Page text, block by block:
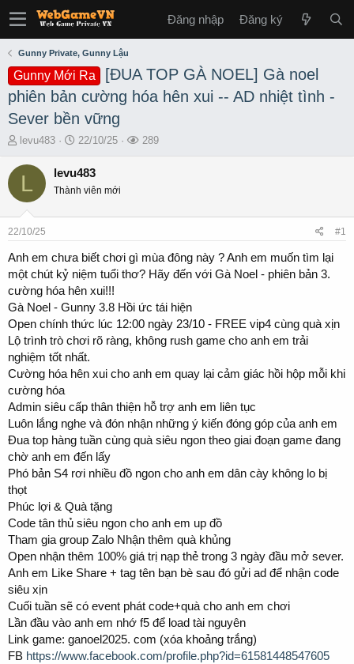
Đăng nhập Đăng ký
Gunny Private, Gunny Lậu
Gunny Mới Ra
[ĐUA TOP GÀ NOEL] Gà noel
phiên bản cường hóa hên xui -- AD nhiệt tình -
Sever bền vững
T
r
s
a
r
t
e
r
levu483
S
a
t
e
22/10/25
L
289
L levu483
Thành viên mới
22/10/25 #1
Anh em chưa biết chơi gì mùa đông này ? Anh em muốn tìm lại
một chút kỷ niệm tuổi thơ? Hãy đến với Gà Noel - phiên bản 3.
cường hóa hên xui!!!
Gà Noel - Gunny 3.8 Hồi ức tái hiện
Open chính thức lúc 12:00 ngày 23/10 - FREE vip4 cùng quà xịn
Lộ trình trò chơi rõ ràng, không rush game cho anh em trải
nghiệm tốt nhất.
Cường hóa hên xui cho anh em quay lại cảm giác hồi hộp mỗi khi
cường hóa
Admin siêu cấp thân thiện hỗ trợ anh em liên tục
Luôn lắng nghe và đón nhận những ý kiến đóng góp của anh em
Đua top hàng tuần cùng quà siêu ngon theo giai đoạn game đang
chờ anh em đến lấy
Phó bản S4 rơi nhiều đồ ngon cho anh em dân cày không lo bị
thọt
Phúc lợi & Quà tặng
Code tân thủ siêu ngon cho anh em up đồ
Tham gia group Zalo Nhận thêm quà khủng
Open nhận thêm 100% giá trị nạp thẻ trong 3 ngày đầu mở sever.
Anh em Like Share + tag tên bạn bè sau đó gửi ad để nhận code
siêu xịn
Cuối tuần sẽ có event phát code+quà cho anh em chơi
Lần đầu vào anh em nhớ f5 để load tài nguyên
Link game: ganoel2025. com (xóa khoảng trắng)
FB https://www.facebook.com/profile.php?id=61581448547605